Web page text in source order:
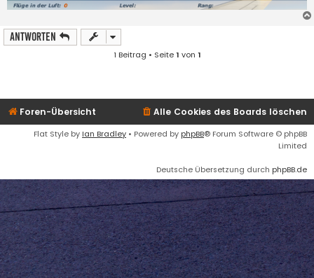
Antworten
1 Beitrag • Seite1 von 1
Foren-Übersicht Alle Cookies des Boards löschen
Flat Style by Ian Bradley • Powered by phpBB® Forum Software © phpBB
Limited
Deutsche Übersetzung durch phpBB.de